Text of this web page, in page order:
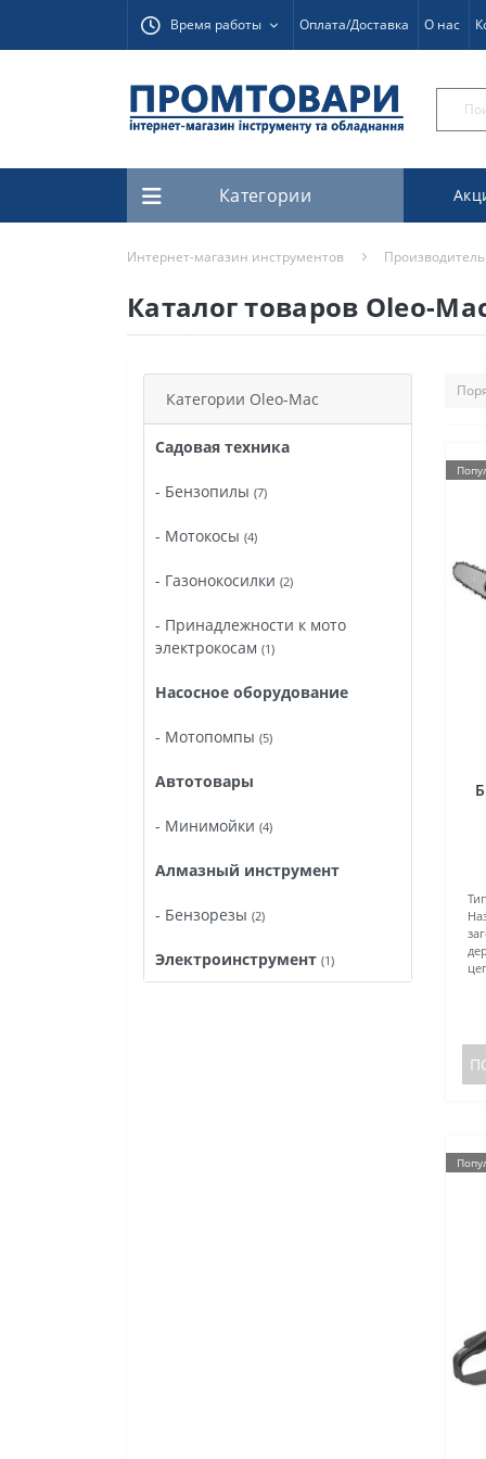
Время работы Оплата/Доставка О нас
Категории
Интернет-магазин инструментов Производитель
Каталог товаров Oleo-
Категории Oleo-Mac
Садовая техника
- Бензопилы (7)
- Мотокосы (4)
- Газонокосилки (2)
- Принадлежности к мото
электрокосам (1)
Насосное оборудование
- Мотопомпы (5)
Автотовары
- Минимойки (4)
Алмазный инструмент
- Бензорезы (2)
Электроинструмент (1)